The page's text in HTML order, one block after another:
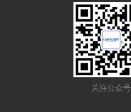
关注公众号